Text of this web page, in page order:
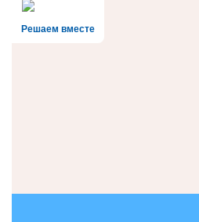
Решаем вместе